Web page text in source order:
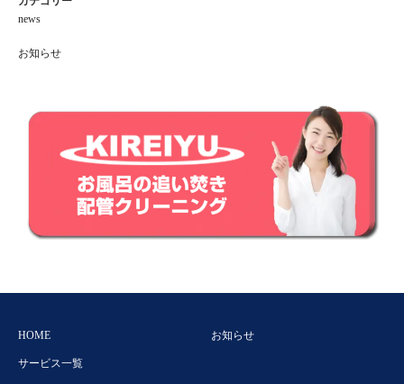
ンをとりながらこちらの要望を聞き取りながら、丁寧
ッフのことを「彼はきちんと丁寧な作業をするスタッ
女自身のお人柄の良さを感じ、安心感につながりまし
同行されたＹ岸さんも、笑顔を絶やさず汗を流しなが
らテキパキと作業してくださいました。最後に「単発
の作業として終わらせるのではなくお客様との御縁を
大切にしたい」との想いをお話下さいました。
は本当にありがとうございました。
news
お知らせ
HOME
サービス一覧
お知らせ
フリーダイヤル